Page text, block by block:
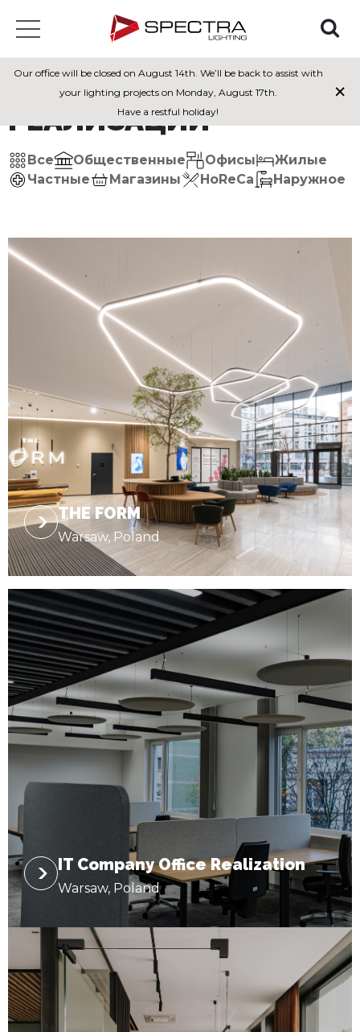
Our office will be closed on August 14th. We’ll be back to assist with
your lighting projects on Monday, August 17th.
Have a restful holiday!
×
РЕАЛИЗАЦИИ
Все Общественные Офисы
Жилые
Частные
Магазины HoReCa Наружное
THE FORM
Warsaw, Poland
IT Company Office Realization
Warsaw, Poland